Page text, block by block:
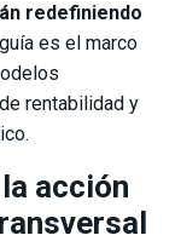
redefiniendo
es el marco
rentabilidad y
acción